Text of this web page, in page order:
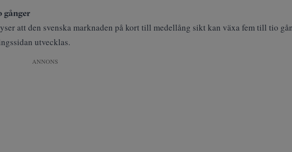
gånger
att den svenska marknaden på kort till medellång sikt kan växa fem till tio
utvecklas.
ANNONS